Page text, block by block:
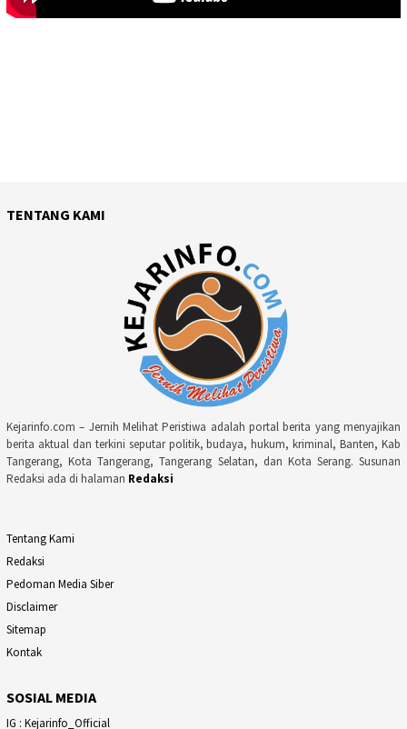
TENTANG KAMI
Kejarinfo.com – Jernih Melihat Peristiwa adalah portal berita yang menyajikan
berita aktual dan terkini seputar politik, budaya, hukum, kriminal, Banten, Kab
Tangerang, Kota Tangerang, Tangerang Selatan, dan Kota Serang. Susunan
Redaksi ada di halaman Redaksi
Tentang Kami
Redaksi
Pedoman Media Siber
Disclaimer
Sitemap
Kontak
SOSIAL MEDIA
IG : Kejarinfo_Official